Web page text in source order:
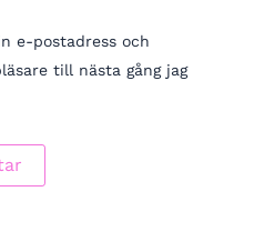
e-postadress och
till nästa gång jag